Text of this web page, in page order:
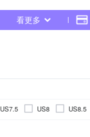
看更多
US7.5 US8 US8.5